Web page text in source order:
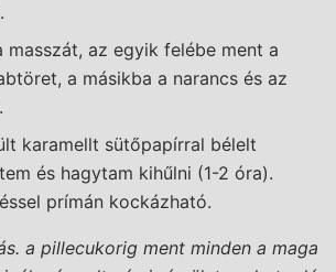
masszát, az egyik felébe ment a
a másikba a narancs és az
karamellt sütőpapírral bélelt
és hagytam kihűlni (1-2 óra).
prímán kockázható.
a pillecukorig ment minden a maga